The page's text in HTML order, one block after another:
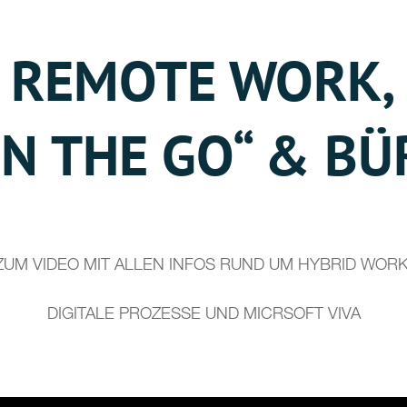
REMOTE WORK,
THE GO“ &
VIDEO MIT ALLEN INFOS RUND UM HYBRID
DIGITALE PROZESSE UND MICRSOFT VIVA